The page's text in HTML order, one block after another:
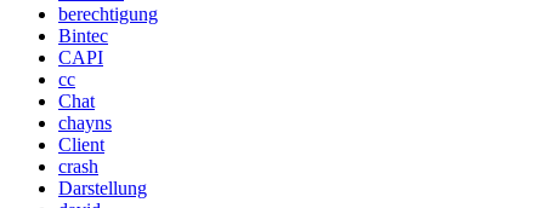
berechtigung
Bintec
CAPI
cc
Chat
chayns
Client
crash
Darstellung